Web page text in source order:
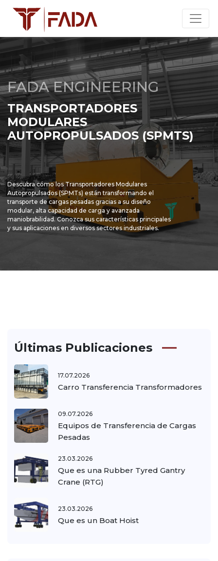
FADA ENGINEERING
TRANSPORTADORES
MODULARES
AUTOPROPULSADOS (SPMTS)
Descubra cómo los Transportadores Modulares
Autopropulsados (SPMTs) están transformando el
transporte de cargas pesadas gracias a su diseño
modular, alta capacidad de carga y avanzada
maniobrabilidad. Conozca sus características principales
y sus aplicaciones en diversos sectores industriales.
Últimas Publicaciones
17.07.2026
Carro Transferencia Transformadores
09.07.2026
Equipos de Transferencia de Cargas
Pesadas
23.03.2026
Que es una Rubber Tyred Gantry
Crane (RTG)
23.03.2026
Que es un Boat Hoist